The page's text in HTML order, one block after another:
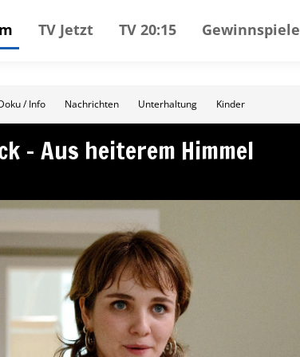
TV Jetzt TV 20:15 Gewinnspiele
/ Info Nachrichten Unterhaltung Kinder
– Aus heiterem Himmel